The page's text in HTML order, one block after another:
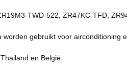
TWD-522, ZR47KC-TFD,
gebruikt voor airconditioning
en België.